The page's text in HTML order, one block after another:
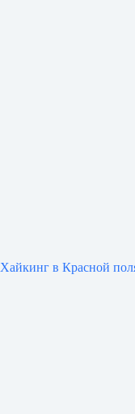
Хайкинг в Красной